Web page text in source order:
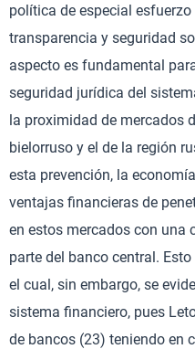
política de especial
transparencia y seguridad
aspecto es fundamental
seguridad jurídica del
la proximidad de mercados
bielorruso y el de la región
esta prevención, la
ventajas financieras de
en estos mercados con una
parte del banco central.
el cual, sin embargo, se
sistema financiero, pues
de bancos (23) teniendo en